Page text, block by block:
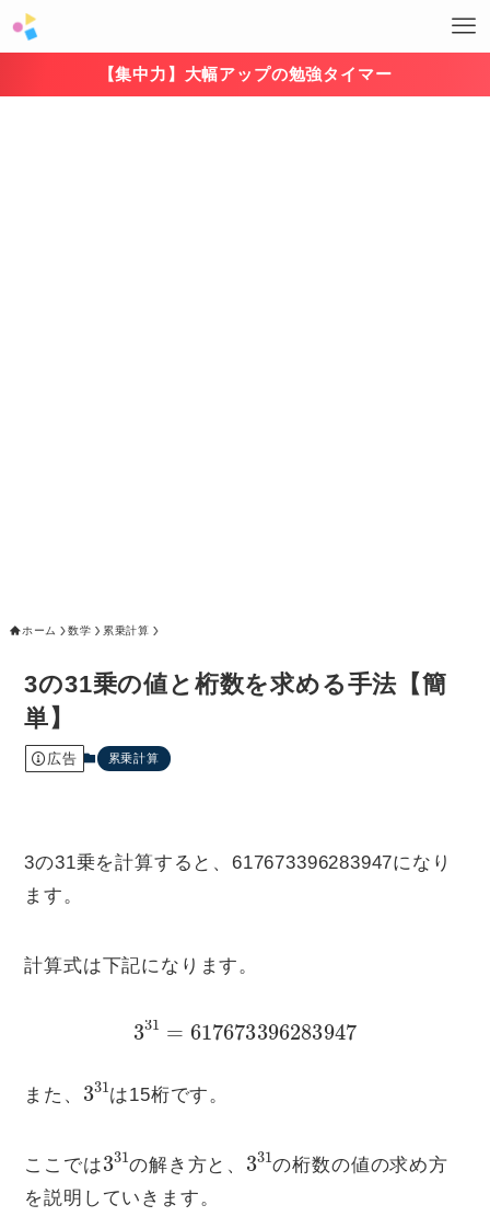
【集中力】大幅アップの勉強タイマー
ホーム 数学 累乗計算
3の31乗の値と桁数を求める手法【簡
単】
広告 累乗計算
3の31乗を計算すると、617673396283947になり
ます。
計算式は下記になります。
331 617673396283947
また、
331
は15桁です。
ここでは
331
の解き方と、
331
の桁数の値の求め方
を説明していきます。